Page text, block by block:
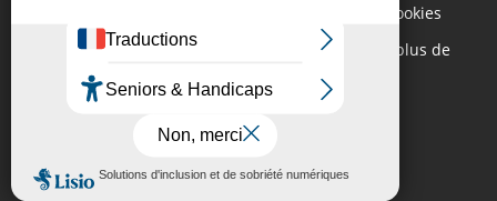
cookies optionnels » pour refuser l’utilisation des cookies
non-fonctionnels et “Paramétrer vos cookies” pour plus de
Paramétrer vos cookies
Refuser les cookies optionnels
Tout accepter